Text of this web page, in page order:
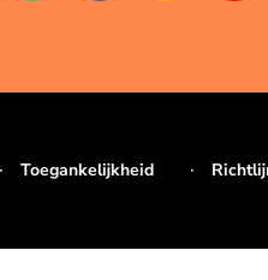
Toegankelijkheid